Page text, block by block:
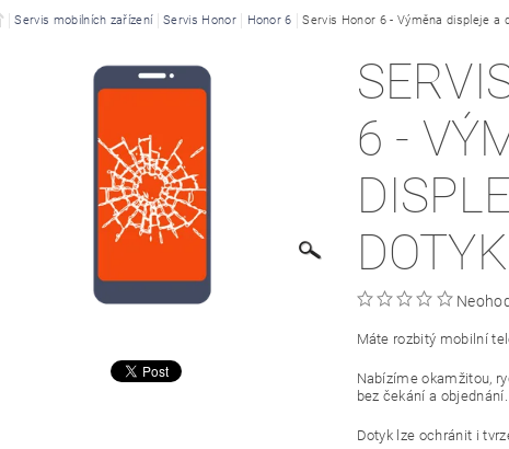
PŘÍSLUŠENSTVÍ XIAOMI MI ECOSYSTEM OBCHODNÍ
Servis mobilních zařízení Servis Honor Honor 6 Servis Honor 6 - Výměna displeje a
6 -
Máte rozbitý mobilní
Nabízíme okamžitou,
bez čekání a objednání.
Dotyk lze ochránit i